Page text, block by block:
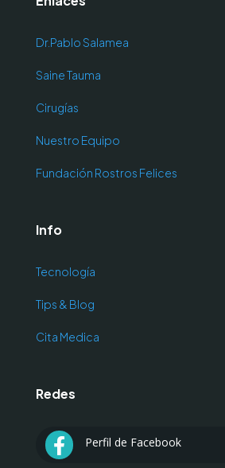
Dr.Pablo Salamea
Saine Tauma
Cirugías
Nuestro Equipo
Fundación Rostros Felices
Info
Tecnología
Tips & Blog
Cita Medica
Redes
 Perfil de Facebook